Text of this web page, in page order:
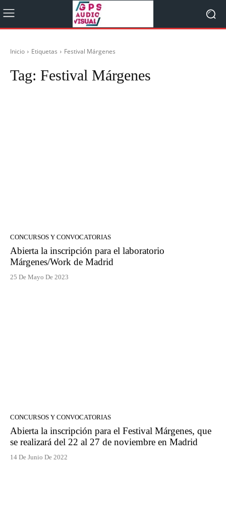
Inicio Etiquetas Festival Márgenes
Tag: Festival Márgenes
CONCURSOS Y CONVOCATORIAS
Abierta la inscripción para el laboratorio
Márgenes/Work de Madrid
25 De Mayo De 2023
CONCURSOS Y CONVOCATORIAS
Abierta la inscripción para el Festival Márgenes, que
se realizará del 22 al 27 de noviembre en Madrid
14 De Junio De 2022